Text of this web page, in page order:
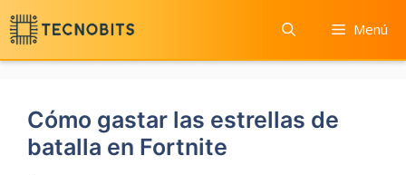
Saltar
al
contenido
Menú
Cómo gastar las estrellas de
batalla en Fortnite